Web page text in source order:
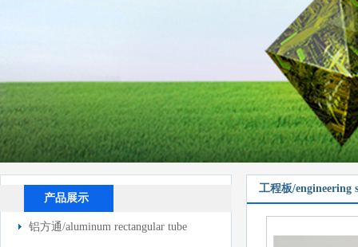
产品展示
铝方通/aluminum rectangular tube
工程板/engineering